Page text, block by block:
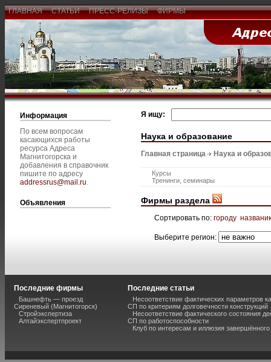
ГЛАВНАЯ СТАТЬИ ПРЕСС-РЕЛИЗЫ ФИРМЫ
Информация
По всем вопросам
касающихся работы
ресурса Адреса
Магнитогорска и
добавления в справочник
пишите по адресу
addressrus@mail.ru.
Объявления
Я ищу:
Наука и образование
Главная страница Наука и
Курсы
Тренинги, семинары
Фирмы раздела
Сортировать по: городу
Выберите регион:
Последние фирмы
Башнефть — проезд
Сиреневый (Магнитогорск)
Стройэкспертиза
Алтайэкспертпроект
Последние статьи
Несоответствие фактических параметров
СП по критериям долговечности конструкций
Несоответствие фактического состояния
СП по работоспособности
Клуб по интересам и иллюзия